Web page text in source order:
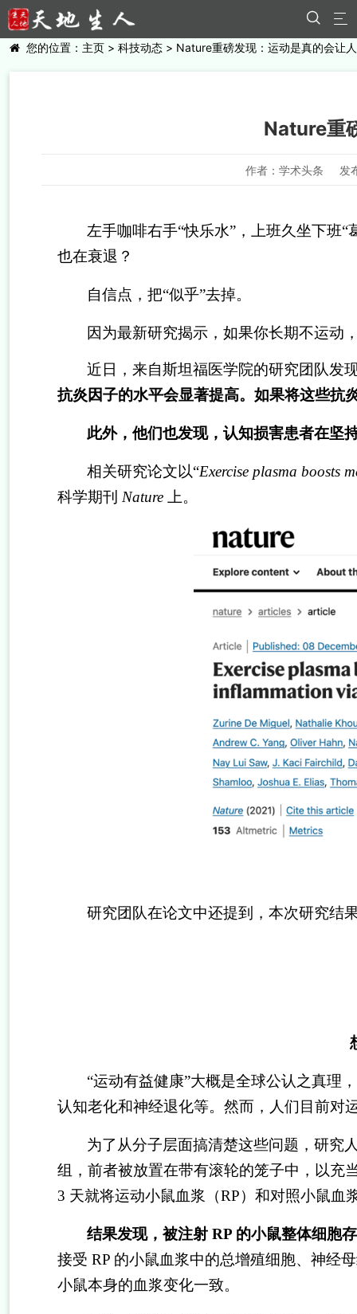


您的位置： 主页 > 科技动态 > Nature重磅发现：运动是真的会让
Nature重
作者：学术头条 发
左手咖啡右手“快乐水” ，上班久坐下班“
也在衰退？
自信点，把“似乎”去掉。
因为最新研究揭示，如果你长期不运动
近日，来自斯坦福医学院的研究团队发
抗炎因子的水平会显著提高。如果将这些抗
此外，他们也发现，认知损害患者在坚
相关研究论文以“Exercise plasma boosts
科学期刊 Nature 上。
研究团队在论文中还提到，本次研究结
“运动有益健康”大概是全球公认之真理
认知老化和神经退化等。然而，人们目前对
为了从分子层面搞清楚这些问题，研究
组，前者被放置在带有滚轮的笼子中，以充
3 天就将运动小鼠血浆（RP）和对照小鼠血
结果发现，被注射 RP 的小鼠整体细胞
接受 RP 的小鼠血浆中的总增殖细胞、神经
小鼠本身的血浆变化一致。